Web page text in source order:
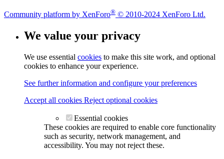
Community platform by XenForo® © 2010-2024 XenForo Ltd.
We value your privacy
We use essential cookies to make this site work, and optional
cookies to enhance your experience.
See further information and configure your preferences
Accept all cookies Reject optional cookies
Essential cookies
These cookies are required to enable core functionality
such as security, network management, and
accessibility. You may not reject these.